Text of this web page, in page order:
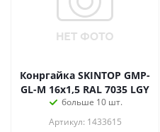
Конргайка SKINTOP GMP-
GL-M 16x1,5 RAL 7035 LGY
больше 10 шт.
Артикул: 1433615